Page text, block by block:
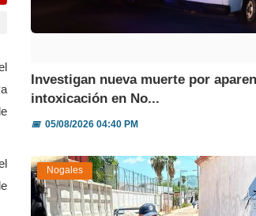
Investigan nueva muerte por
intoxicación en No...
📅05/08/2026 04:40 PM
Nogales